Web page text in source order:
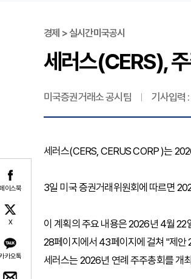
이스북
X
카오톡
경제 > 실시간미국공시
세러스(CERS),
미국증권거래소 공시팀 기사입력 :
세러스(CERS, CERUS CORP )는
3일 미국 증권거래위원회에 따르면
이 계획의 주요 내용은 2026년 4월 22
28페이지에서 43페이지에 걸쳐 "제안
세러스는 2026년 연례 주주총회를 개